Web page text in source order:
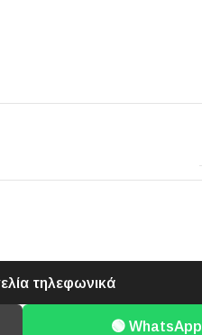
τηλεφωνικά
🟢 WhatsApp